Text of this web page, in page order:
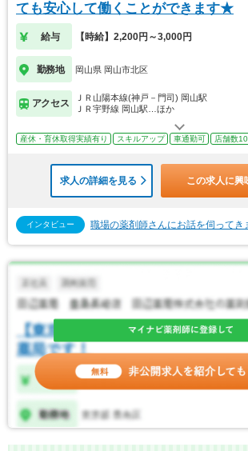
ても安心して働くことができます★
給与 【時給】2,200円～3,000円
勤務地 岡山県 岡山市北区
アクセス
ＪＲ山陽本線(神戸－門司) 岡山駅
ＪＲ宇野線 岡山駅…ほか
産休・育休取得実績有り スキルアップ 車通勤可 店舗数
求人の詳細を見る この求人に興
インタビュー 職場の薬剤師さんにお話を伺ってき